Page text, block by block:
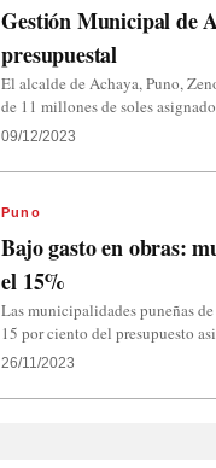
Gestión Municipal de
presupuestal
El alcalde de Achaya, Puno,
de 11 millones de soles asignado
09/12/2023
Puno
Bajo gasto en obras:
el 15%
Las municipalidades puneñas
15 por ciento del presupuesto
26/11/2023